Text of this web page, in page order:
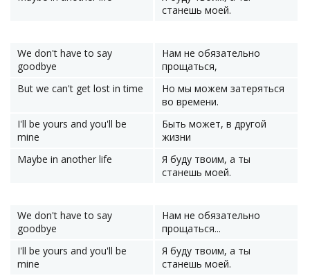
станешь моей.
We don't have to say
goodbye
Нам не обязательно
прощаться,
But we can't get lost in time
Но мы можем затеряться
во времени.
I'll be yours and you'll be
mine
Быть может, в другой
жизни
Maybe in another life
Я буду твоим, а ты
станешь моей.
We don't have to say
goodbye
Нам не обязательно
прощаться...
I'll be yours and you'll be
mine
Я буду твоим, а ты
станешь моей.